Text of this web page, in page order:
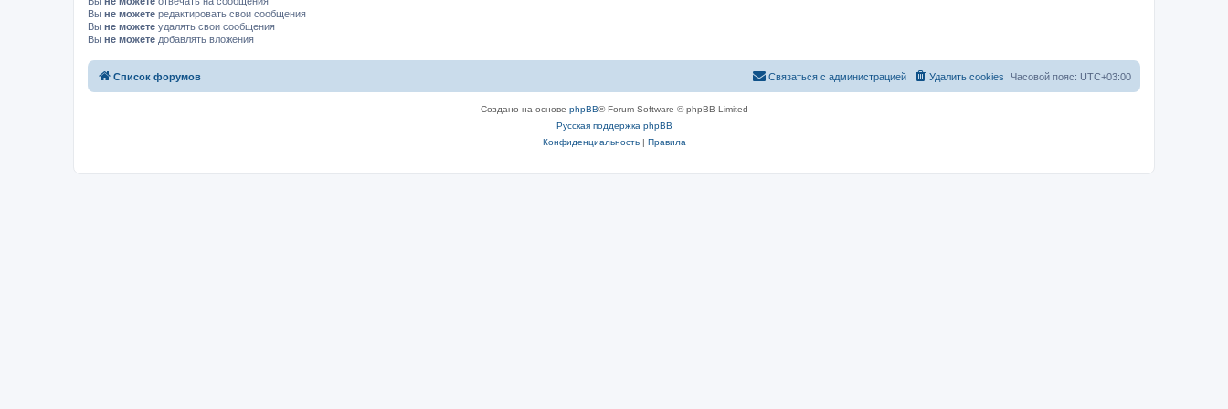
Вы не можете редактировать свои сообщения
Вы не можете удалять свои сообщения
Вы не можете добавлять вложения
Список форумов Часовой пояс: UTC+03:00
Удалить cookies
Связаться с администрацией
Создано на основе phpBB® Forum Software © phpBB Limited
Русская поддержка phpBB
Конфиденциальность| Правила